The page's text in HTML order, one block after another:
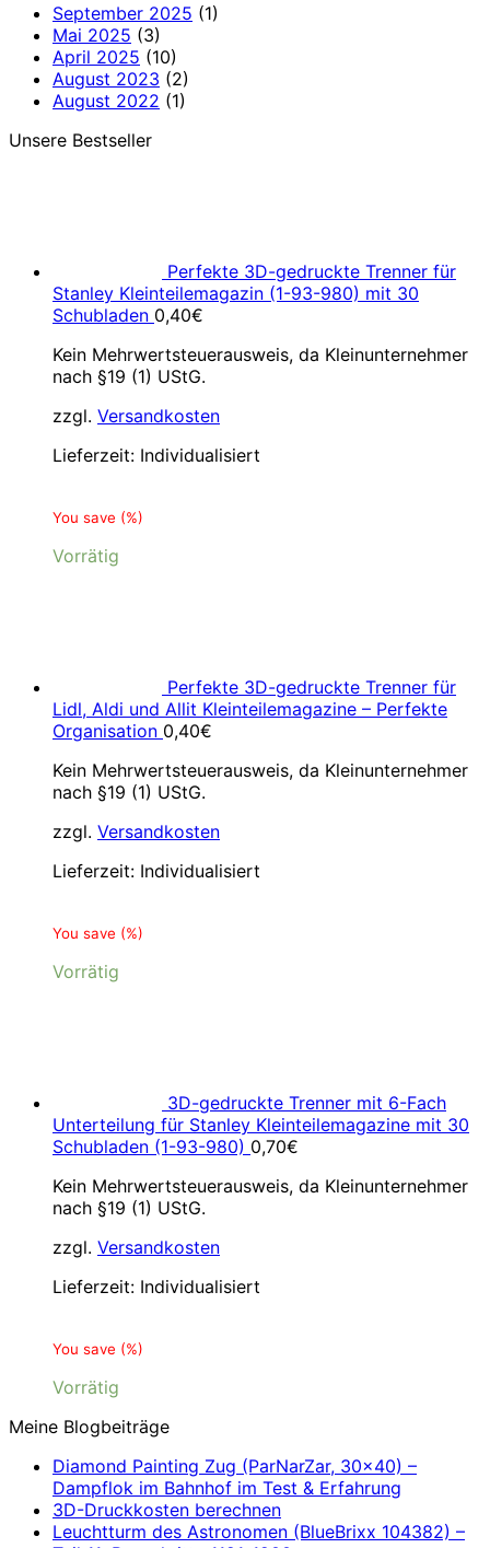
September 2025 (1)
Mai 2025 (3)
April 2025 (10)
August 2023 (2)
August 2022 (1)
Unsere Bestseller
Perfekte 3D-gedruckte Trenner für
Stanley Kleinteilemagazin (1-93-980) mit 30
Schubladen 0,40€
Kein Mehrwertsteuerausweis, da Kleinunternehmer
nach §19 (1) UStG.
zzgl. Versandkosten
Lieferzeit: Individualisiert
You save (%)
Vorrätig
Perfekte 3D-gedruckte Trenner für
Lidl, Aldi und Allit Kleinteilemagazine – Perfekte
Organisation 0,40€
Kein Mehrwertsteuerausweis, da Kleinunternehmer
nach §19 (1) UStG.
zzgl. Versandkosten
Lieferzeit: Individualisiert
You save (%)
Vorrätig
3D-gedruckte Trenner mit 6-Fach
Unterteilung für Stanley Kleinteilemagazine mit 30
Schubladen (1-93-980) 0,70€
Kein Mehrwertsteuerausweis, da Kleinunternehmer
nach §19 (1) UStG.
zzgl. Versandkosten
Lieferzeit: Individualisiert
You save (%)
Vorrätig
Meine Blogbeiträge
Diamond Painting Zug (ParNarZar, 30×40) –
Dampflok im Bahnhof im Test & Erfahrung
3D-Druckkosten berechnen
Leuchtturm des Astronomen (BlueBrixx 104382) –